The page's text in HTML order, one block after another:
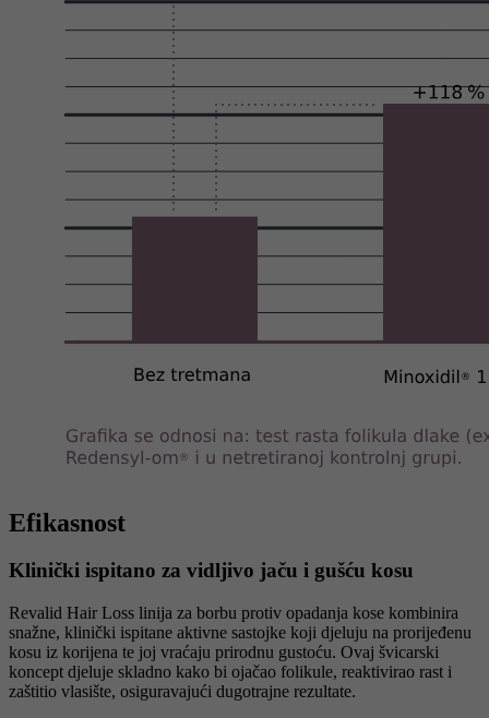
Efikasnost
Klinički ispitano za vidljivo jaču i gušću kosu
Revalid Hair Loss linija za borbu protiv opadanja kose kombinira
snažne, klinički ispitane aktivne sastojke koji djeluju na prorijeđenu
kosu iz korijena te joj vraćaju prirodnu gustoću. Ovaj švicarski
koncept djeluje skladno kako bi ojačao folikule, reaktivirao rast i
zaštitio vlasište, osiguravajući dugotrajne rezultate.